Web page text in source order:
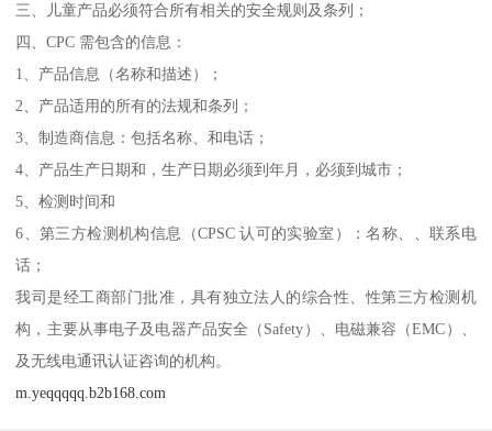
三、儿童产品必须符合所有相关的安全规则及条列；
四、CPC 需包含的信息：
1、产品信息（名称和描述）；
2、产品适用的所有的法规和条列；
3、制造商信息：包括名称、和电话；
4、产品生产日期和，生产日期必须到年月，必须到城市；
5、检测时间和
6、第三方检测机构信息（CPSC 认可的实验室）：名称、、联系电
话；
我司是经工商部门批准，具有独立法人的综合性、性第三方检测机
构，主要从事电子及电器产品安全（Safety）、电磁兼容（EMC）、
及无线电通讯认证咨询的机构。
m.yeqqqqq.b2b168.com